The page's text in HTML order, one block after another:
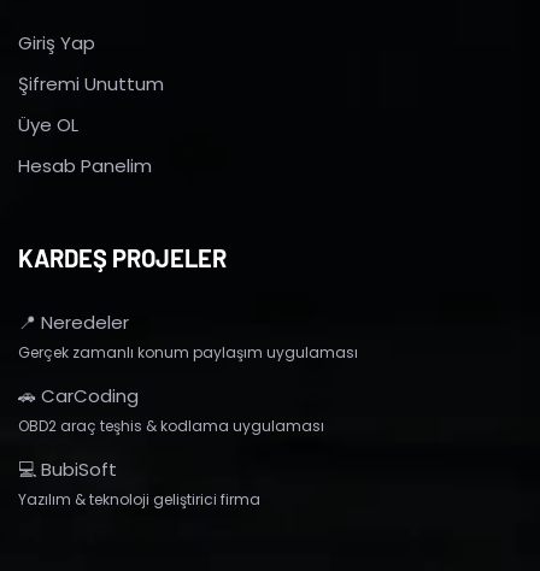
Giriş Yap
Şifremi Unuttum
Üye OL
Hesab Panelim
KARDEŞ PROJELER
📍 Neredeler
Gerçek zamanlı konum paylaşım uygulaması
🚗 CarCoding
OBD2 araç teşhis & kodlama uygulaması
💻 BubiSoft
Yazılım & teknoloji geliştirici firma